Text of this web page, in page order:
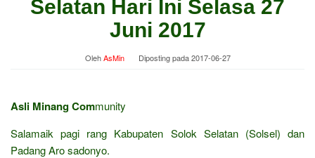
Selatan Hari Ini Selasa 27
Juni 2017
OlehAsMin Diposting pada2017-06-27
Asli Minang Community
Salamaik pagi rang Kabupaten Solok Selatan (Solsel) dan
Padang Aro sadonyo.